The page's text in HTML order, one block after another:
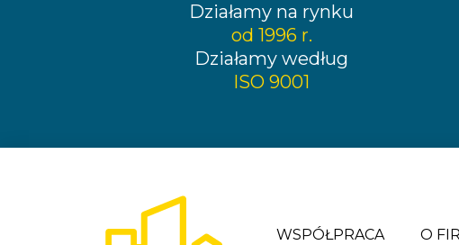
Działamy na rynku
od 1996 r.
Działamy według
ISO 9001
WSPÓŁPRACA O